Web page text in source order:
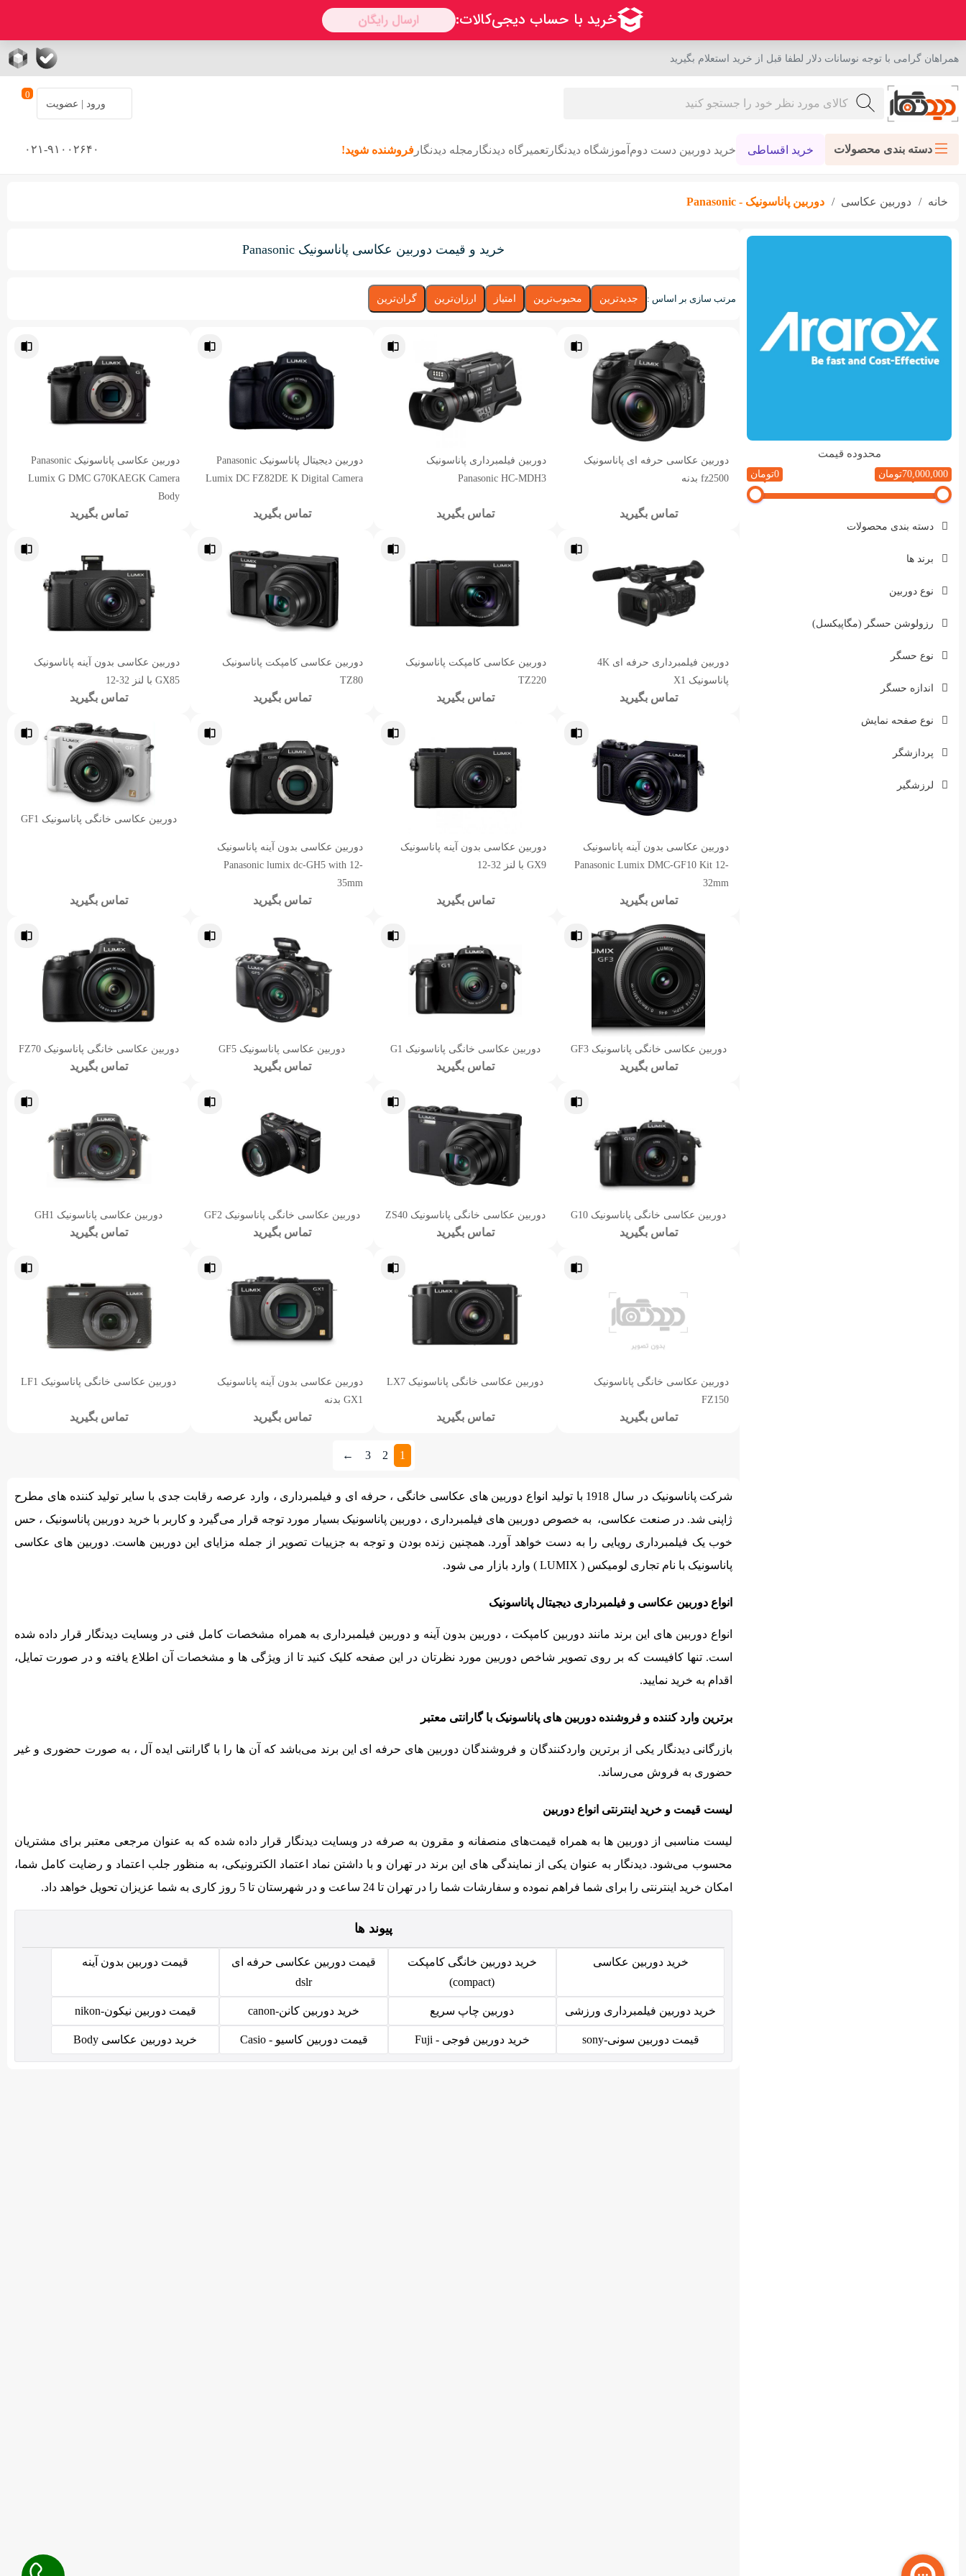
همراهان گرامی با توجه نوسانات دلار لطفا قبل از خرید استعلام بگیرید
ورود | عضویت
0
دسته بندی محصولات خرید اقساطی خرید دوربین دست دوم آموزشگاه دیدنگار تعمیرگاه دیدنگار مجله دیدنگار فروشنده شوید! ۰۲۱-۹۱۰۰۲۶۴۰
خانه دوربین عکاسی دوربین پاناسونیک - Panasonic
خرید و قیمت دوربین عکاسی پاناسونیک Panasonic
مرتب سازی بر اساس : جدیدترین محبوب‌ترین امتیاز ارزان‌ترین گران‌ترین
دوربین عکاسی حرفه ای پاناسونیک
fz2500 بدنه
تماس بگیرید
دوربین فیلمبرداری پاناسونیک
Panasonic HC-MDH3
تماس بگیرید
دوربین دیجیتال پاناسونیک Panasonic
Lumix DC FZ82DE K Digital Camera
تماس بگیرید
دوربین عکاسی پاناسونیک Panasonic
Lumix G DMC G70KAEGK Camera
Body
تماس بگیرید
دوربین فیلمبرداری حرفه ای 4K
پاناسونیک X1
تماس بگیرید
دوربین عکاسی کامپکت پاناسونیک
TZ220
تماس بگیرید
دوربین عکاسی کامپکت پاناسونیک
TZ80
تماس بگیرید
دوربین عکاسی بدون آینه پاناسونیک
GX85 با لنز 32-12
تماس بگیرید
دوربین عکاسی بدون آینه پاناسونیک
Panasonic Lumix DMC-GF10 Kit 12-
32mm
تماس بگیرید
دوربین عکاسی بدون آینه پاناسونیک
GX9 با لنز 32-12
تماس بگیرید
دوربین عکاسی بدون آینه پاناسونیک
Panasonic lumix dc-GH5 with 12-
35mm
تماس بگیرید
دوربین عکاسی خانگی پاناسونیک GF1
تماس بگیرید
دوربین عکاسی خانگی پاناسونیک GF3
تماس بگیرید
دوربین عکاسی خانگی پاناسونیک G1
تماس بگیرید
دوربین عکاسی پاناسونیک GF5
تماس بگیرید
دوربین عکاسی خانگی پاناسونیک FZ70
تماس بگیرید
دوربین عکاسی خانگی پاناسونیک G10
تماس بگیرید
دوربین عکاسی خانگی پاناسونیک ZS40
تماس بگیرید
دوربین عکاسی خانگی پاناسونیک GF2
تماس بگیرید
دوربین عکاسی پاناسونیک GH1
تماس بگیرید
دوربین عکاسی خانگی پاناسونیک
FZ150
تماس بگیرید
دوربین عکاسی خانگی پاناسونیک LX7
تماس بگیرید
دوربین عکاسی بدون آینه پاناسونیک
GX1 بدنه
تماس بگیرید
دوربین عکاسی خانگی پاناسونیک LF1
تماس بگیرید
1
2
3
←
شرکت پاناسونیک در سال 1918 با تولید انواع دوربین های عکاسی خانگی ، حرفه ای و فیلمبرداری ، وارد عرصه رقابت جدی با سایر تولید کننده های مطرح
ژاپنی شد. در صنعت عکاسی، به خصوص دوربین های فیلمبرداری ، دوربین پاناسونیک بسیار مورد توجه قرار می‌گیرد و کاربر با خرید دوربین پاناسونیک ، حس
خوب یک فیلمبرداری رویایی را به دست خواهد آورد. همچنین زنده بودن و توجه به جزییات تصویر از جمله مزایای این دوربین هاست. دوربین های عکاسی
پاناسونیک با نام تجاری لومیکس ( LUMIX ) وارد بازار می شود.
انواع دوربین عکاسی و فیلمبرداری دیجیتال پاناسونیک
انواع دوربین های این برند مانند دوربین کامپکت ، دوربین بدون آینه و دوربین فیلمبرداری به همراه مشخصات کامل فنی در وبسایت دیدنگار قرار داده شده
است. تنها کافیست که بر روی تصویر شاخص دوربین مورد نظرتان در این صفحه کلیک کنید تا از ویژگی ها و مشخصات آن اطلاع یافته و در صورت تمایل،
اقدام به خرید نمایید.
برترین وارد کننده و فروشنده دوربین های پاناسونیک با گارانتی معتبر
بازرگانی دیدنگار یکی از برترین واردکنندگان و فروشندگان دوربین های حرفه ای این برند می‌‌باشد که آن ها را با گارانتی ایده آل ، به صورت حضوری و غیر
حضوری به فروش می‌رساند.
لیست قیمت و خرید اینترنتی انواع دوربین
لیست مناسبی از دوربین ها به همراه قیمت‌های منصفانه و مقرون به صرفه در وبسایت دیدنگار قرار داده شده که به عنوان مرجعی معتبر برای مشتریان
محسوب می‌شود. دیدنگار به عنوان یکی از نمایندگی های این برند در تهران و با داشتن نماد اعتماد الکترونیکی، به منظور جلب اعتماد و رضایت کامل شما،
امکان خرید اینترنتی را برای شما فراهم نموده و سفارشات شما را در تهران تا 24 ساعت و در شهرستان تا 5 روز کاری به شما عزیزان تحویل خواهد داد.
پیوند ها
خرید دوربین عکاسی
خرید دوربین خانگی کامپکت
(compact)
قیمت دوربین عکاسی حرفه ای
dslr
قیمت دوربین بدون آینه
خرید دوربین فیلمبرداری ورزشی دوربین چاپ سریع خرید دوربین کانن-canon قیمت دوربین نیکون-nikon
قیمت دوربین سونی-sony خرید دوربین فوجی - Fuji قیمت دوربین کاسیو - Casio خرید دوربین عکاسی Body
محدوده قیمت
0تومان 70,000,000تومان
دسته بندی محصولات
برند ها
نوع دوربین
رزولوشن حسگر (مگاپیکسل)
نوع حسگر
اندازه حسگر
نوع صفحه نمایش
پردازشگر
لرزشگیر